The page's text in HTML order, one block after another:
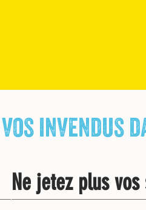
invendus
Ne jetez plus